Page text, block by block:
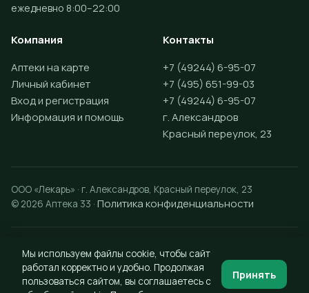
ежедневно 8:00–22:00
Компания
Аптеки на карте
Личный кабинет
Вход и регистрация
Информация и помощь
Контакты
+7 (49244) 6-95-07
+7 (495) 651-99-03
+7 (49244) 6-95-07
г. Александров
Красный переулок, 23
ООО «Лекарь» · г. Александров, Красный переулок, 23
© 2026 Аптека 33 · Политика конфиденциальности
Мы используем файлы cookie, чтобы сайт
работал корректно и удобно. Продолжая
пользоваться сайтом, вы соглашаетесь с
Принять